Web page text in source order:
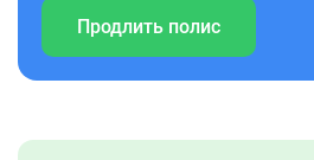
Продлить полис